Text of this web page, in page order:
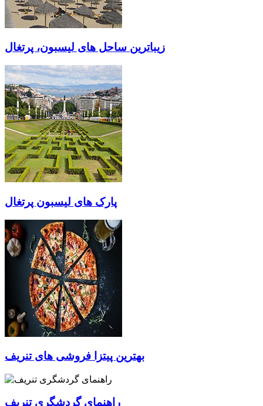
زیباترین ساحل های لیسبون، پرتغال
پارک های لیسبون پرتغال
بهترین پیتزا فروشی های تنریف
راهنمای گردشگری تنریف